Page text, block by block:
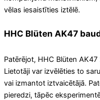
vēlas iesaistīties iztēlē.
HHC Blüten AK47
Patērējot, HHC Blüten
Lietotāji var izvēlēties to
vai izmantot iztvaicētājā.
pieredzi, tāpēc